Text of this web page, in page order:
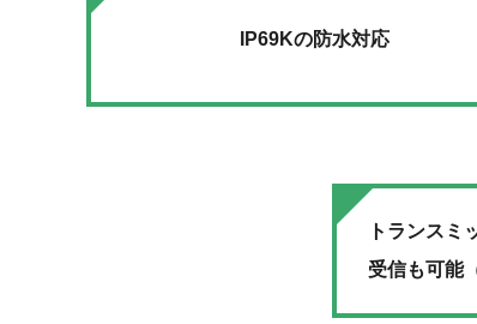
IP69Kの防水対応
トランスミ
受信も可能